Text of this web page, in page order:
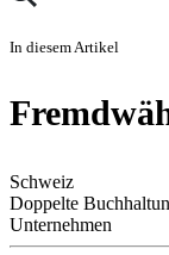
In diesem Artikel
Schweiz
Doppelte
Unternehmen